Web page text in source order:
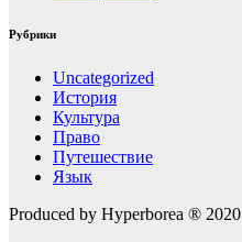
Рубрики
Uncategorized
История
Культура
Право
Путешествие
Язык
Produced by Hyperborea ® 2020